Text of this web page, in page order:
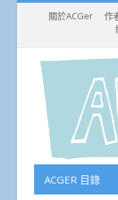
關於ACGer 作
ACGER 目錄